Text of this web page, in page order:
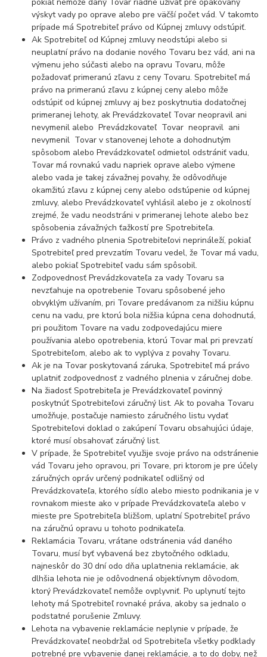
výskyt vady po oprave alebo pre väčší počet vád. V takomto
prípade má Spotrebiteľ právo od Kúpnej zmluvy odstúpiť.
Ak Spotrebiteľ od Kúpnej zmluvy neodstúpi alebo si
neuplatní právo na dodanie nového Tovaru bez vád, ani na
výmenu jeho súčasti alebo na opravu Tovaru, môže
požadovať primeranú zľavu z ceny Tovaru. Spotrebiteľ má
právo na primeranú zľavu z kúpnej ceny alebo môže
odstúpiť od kúpnej zmluvy aj bez poskytnutia dodatočnej
primeranej lehoty, ak Prevádzkovateľ Tovar neopravil ani
nevymenil alebo Prevádzkovateľ Tovar neopravil ani
nevymenil Tovar v stanovenej lehote a dohodnutým
spôsobom alebo Prevádzkovateľ odmietol odstrániť vadu,
Tovar má rovnakú vadu napriek oprave alebo výmene
alebo vada je takej závažnej povahy, že odôvodňuje
okamžitú zľavu z kúpnej ceny alebo odstúpenie od kúpnej
zmluvy, alebo Prevádzkovateľ vyhlásil alebo je z okolností
zrejmé, že vadu neodstráni v primeranej lehote alebo bez
spôsobenia závažných ťažkostí pre Spotrebiteľa.
Právo z vadného plnenia Spotrebiteľovi neprináleží, pokiaľ
Spotrebiteľ pred prevzatím Tovaru vedel, že Tovar má vadu,
alebo pokiaľ Spotrebiteľ vadu sám spôsobil.
Zodpovednosť Prevádzkovateľa za vady Tovaru sa
nevzťahuje na opotrebenie Tovaru spôsobené jeho
obvyklým užívaním, pri Tovare predávanom za nižšiu kúpnu
cenu na vadu, pre ktorú bola nižšia kúpna cena dohodnutá,
pri použitom Tovare na vadu zodpovedajúcu miere
používania alebo opotrebenia, ktorú Tovar mal pri prevzatí
Spotrebiteľom, alebo ak to vyplýva z povahy Tovaru.
Ak je na Tovar poskytovaná záruka, Spotrebiteľ má právo
uplatniť zodpovednosť z vadného plnenia v záručnej dobe.
Na žiadosť Spotrebiteľa je Prevádzkovateľ povinný
poskytnúť Spotrebiteľovi záručný list. Ak to povaha Tovaru
umožňuje, postačuje namiesto záručného listu vydať
Spotrebiteľovi doklad o zakúpení Tovaru obsahujúci údaje,
ktoré musí obsahovať záručný list.
V prípade, že Spotrebiteľ využije svoje právo na odstránenie
vád Tovaru jeho opravou, pri Tovare, pri ktorom je pre účely
záručných opráv určený podnikateľ odlišný od
Prevádzkovateľa, ktorého sídlo alebo miesto podnikania je v
rovnakom mieste ako v prípade Prevádzkovateľa alebo v
mieste pre Spotrebiteľa bližšom, uplatní Spotrebiteľ právo
na záručnú opravu u tohoto podnikateľa.
Reklamácia Tovaru, vrátane odstránenia vád daného
Tovaru, musí byť vybavená bez zbytočného odkladu,
najneskôr do 30 dní odo dňa uplatnenia reklamácie, ak
dlhšia lehota nie je odôvodnená objektívnym dôvodom,
ktorý Prevádzkovateľ nemôže ovplyvniť. Po uplynutí tejto
lehoty má Spotrebiteľ rovnaké práva, akoby sa jednalo o
podstatné porušenie Zmluvy.
Lehota na vybavenie reklamácie neplynie v prípade, že
Prevádzkovateľ neobdržal od Spotrebiteľa všetky podklady
potrebné pre vybavenie danej reklamácie, a to do doby, než